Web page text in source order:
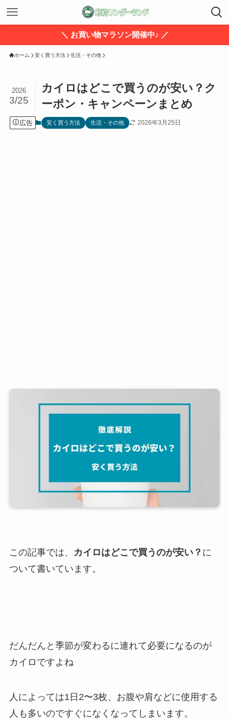
＼ お買い物マラソン開催中♪ ／
ホーム 安く買う方法 生活・その他
カイロはどこで買うのが安い？ク
ーポン・キャンペーンまとめ
2026
3/25
広告 安く買う方法 生活・その他 2026年3月25日
この記事では、 カイロはどこで買うのが安い？ に
ついて書いています。
だんだんと季節が変わるに連れて必要になるのが
カイロですよね
人によっては1日2〜3枚、お腹や肩などに使用する
人も多いのですぐになくなってしまいます。